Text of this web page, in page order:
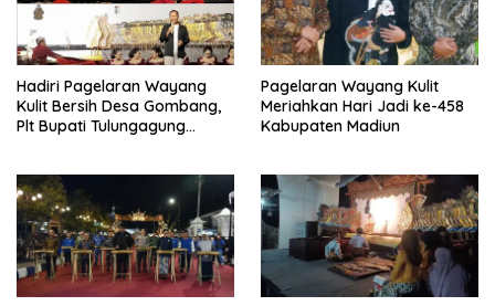
Hadiri Pagelaran Wayang
Kulit Bersih Desa Gombang,
Plt Bupati Tulungagung
Pagelaran Wayang Kulit
Meriahkan Hari Jadi ke-458
Kabupaten Madiun